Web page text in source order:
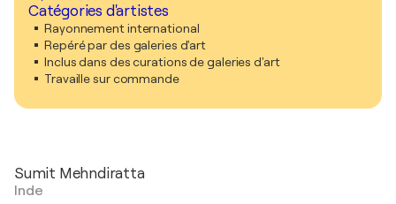
Catégories d'artistes
Rayonnement international
Repéré par des galeries d'art
Inclus dans des curations de galeries d'art
Travaille sur commande
Sumit Mehndiratta
Inde